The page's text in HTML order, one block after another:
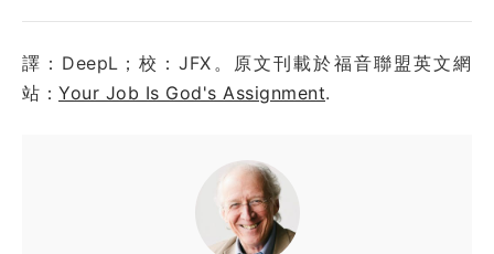
譯：DeepL；校：JFX。原文刊載於福音聯盟英文網
站： Your Job Is God's Assignment.